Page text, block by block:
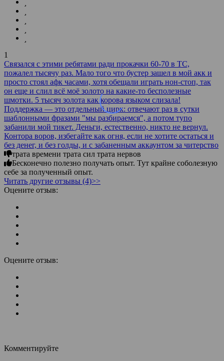
1
Связался с этими ребятами ради прокачки 60-70 в TC,
пожалел тысячу раз. Мало того что бустер зашел в мой акк и
просто стоял афк часами, хотя обещали играть нон-стоп, так
он еще и слил всё моё золото на какие-то бесполезные
шмотки. 5 тысяч золота как корова языком слизала!
Поддержка — это отдельный цирк: отвечают раз в сутки
шаблонными фразами "мы разбираемся", а потом тупо
забанили мой тикет. Деньги, естественно, никто не вернул.
Контора воров, избегайте как огня, если не хотите остаться и
без денег, и без голды, и с забаненным аккаунтом за читерство
трата времени трата сил трата нервов
Бесконечно полезно получать опыт. Тут крайне соболезную
себе за полученный опыт.
Читать другие отзывы (4)>>
Оцените отзыв:
Оцените отзыв:
Комментируйте